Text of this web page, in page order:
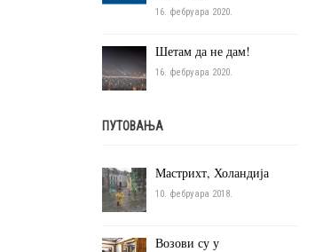
16. фебруара 2020.
Шетам да не дам!
16. фебруара 2020.
ПУТОВАЊА
Мастрихт, Холандија
10. фебруара 2018.
Возови су у